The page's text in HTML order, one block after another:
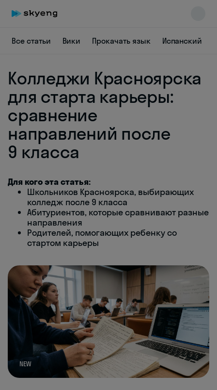
Все статьи Вики Прокачать язык Испанский
Колледжи Красноярска
для старта карьеры:
сравнение
направлений после
9 класса
Для кого эта статья:
Школьников Красноярска, выбирающих
колледж после 9 класса
Абитуриентов, которые сравнивают разные
направления
Родителей, помогающих ребенку со
стартом карьеры
NEW
online